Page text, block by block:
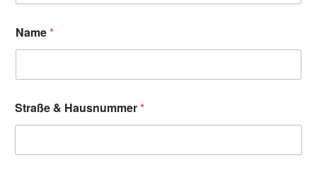
Name*
Straße & Hausnummer*